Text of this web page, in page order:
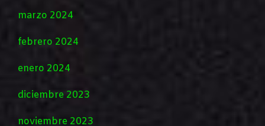
marzo 2024
febrero 2024
enero 2024
diciembre 2023
noviembre 2023